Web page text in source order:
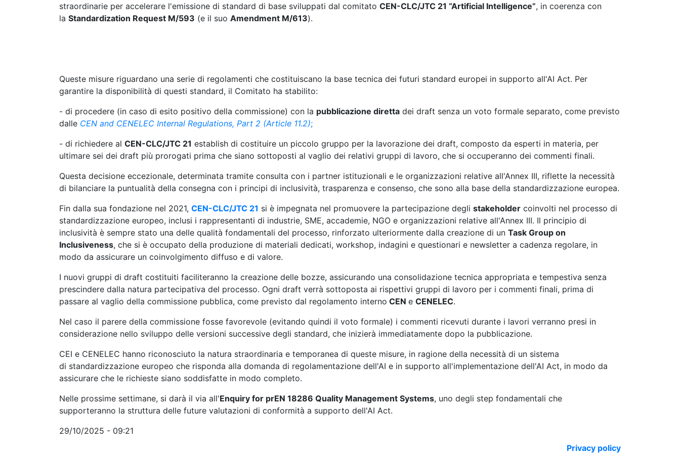
straordinarie per accelerare l'emissione di standard di base sviluppati dal comitato CEN-CLC/JTC 21 “Artificial Intelligence”, in coerenza con
la Standardization Request M/593 (e il suo Amendment M/613).
Queste misure riguardano una serie di regolamenti che costituiscano la base tecnica dei futuri standard europei in supporto all'AI Act. Per
garantire la disponibilità di questi standard, il Comitato ha stabilito:
- di procedere (in caso di esito positivo della commissione) con la pubblicazione diretta dei draft senza un voto formale separato, come previsto
dalle CEN and CENELEC Internal Regulations, Part 2 (Article 11.2);
- di richiedere al CEN-CLC/JTC 21 establish di costituire un piccolo gruppo per la lavorazione dei draft, composto da esperti in materia, per
ultimare sei dei draft più prorogati prima che siano sottoposti al vaglio dei relativi gruppi di lavoro, che si occuperanno dei commenti finali.
Questa decisione eccezionale, determinata tramite consulta con i partner istituzionali e le organizzazioni relative all'Annex III, riflette la necessità
di bilanciare la puntualità della consegna con i principi di inclusività, trasparenza e consenso, che sono alla base della standardizzazione europea.
Fin dalla sua fondazione nel 2021, CEN-CLC/JTC 21 si è impegnata nel promuovere la partecipazione degli stakeholder coinvolti nel processo di
standardizzazione europeo, inclusi i rappresentanti di industrie, SME, accademie, NGO e organizzazioni relative all'Annex III. Il principio di
inclusività è sempre stato una delle qualità fondamentali del processo, rinforzato ulteriormente dalla creazione di un Task Group on
Inclusiveness, che si è occupato della produzione di materiali dedicati, workshop, indagini e questionari e newsletter a cadenza regolare, in
modo da assicurare un coinvolgimento diffuso e di valore.
I nuovi gruppi di draft costituiti faciliteranno la creazione delle bozze, assicurando una consolidazione tecnica appropriata e tempestiva senza
prescindere dalla natura partecipativa del processo. Ogni draft verrà sottoposta ai rispettivi gruppi di lavoro per i commenti finali, prima di
passare al vaglio della commissione pubblica, come previsto dal regolamento interno CEN e CENELEC.
Nel caso il parere della commissione fosse favorevole (evitando quindi il voto formale) i commenti ricevuti durante i lavori verranno presi in
considerazione nello sviluppo delle versioni successive degli standard, che inizierà immediatamente dopo la pubblicazione.
CEI e CENELEC hanno riconosciuto la natura straordinaria e temporanea di queste misure, in ragione della necessità di un sistema
di standardizzazione europeo che risponda alla domanda di regolamentazione dell'AI e in supporto all'implementazione dell'AI Act, in modo da
assicurare che le richieste siano soddisfatte in modo completo.
Nelle prossime settimane, si darà il via all'Enquiry for prEN 18286 Quality Management Systems, uno degli step fondamentali che
supporteranno la struttura delle future valutazioni di conformità a supporto dell'AI Act.
29/10/2025 - 09:21
Privacy policy